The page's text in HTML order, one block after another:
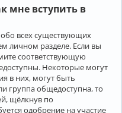
мне вступить в
всех существующих
личном разделе. Если вы
соответствующую
Некоторые могут
в них, могут быть
группа общедоступна, то
щёлкнув по
одобрение на участие